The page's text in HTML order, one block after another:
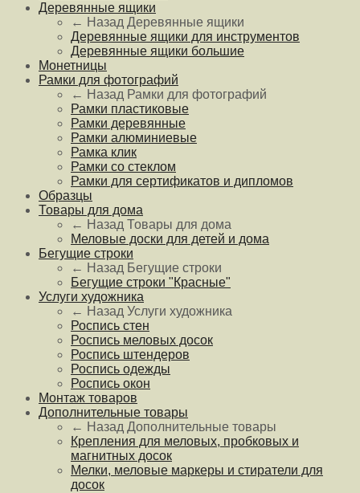
Деревянные ящики
← Назад Деревянные ящики
Деревянные ящики для инструментов
Деревянные ящики большие
Монетницы
Рамки для фотографий
← Назад Рамки для фотографий
Рамки пластиковые
Рамки деревянные
Рамки алюминиевые
Рамка клик
Рамки со стеклом
Рамки для сертификатов и дипломов
Образцы
Товары для дома
← Назад Товары для дома
Меловые доски для детей и дома
Бегущие строки
← Назад Бегущие строки
Бегущие строки "Красные"
Услуги художника
← Назад Услуги художника
Роспись стен
Роспись меловых досок
Роспись штендеров
Роспись одежды
Роспись окон
Монтаж товаров
Дополнительные товары
← Назад Дополнительные товары
Крепления для меловых, пробковых и
магнитных досок
Мелки, меловые маркеры и стиратели для
досок